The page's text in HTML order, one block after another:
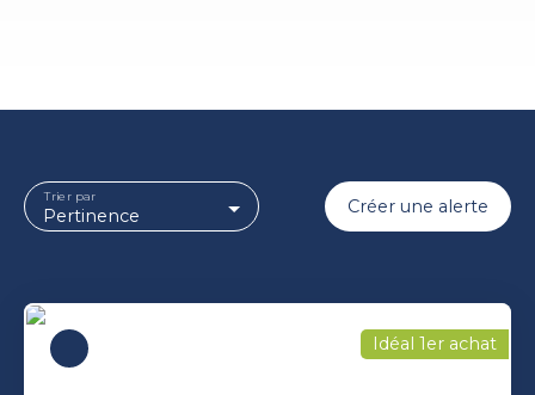
Pertinence
Trier par Créer une alerte
Idéal 1er achat